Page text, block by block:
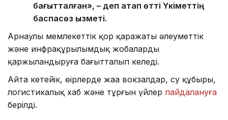
бағытталған», – деп атап өтті Үкіметтің
баспасөз қызметі.
Арнаулы мемлекеттік қор қаражаты әлеуметтік
және инфрақұрылымдық жобаларды
қаржыландыруға бағытталып келеді.
Айта кетейік, өңірлерде жаңа вокзалдар, су құбыры,
логистикалық хаб және тұрғын үйлер пайдалануға
берілді.